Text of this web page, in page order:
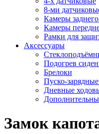
8-ми
Камеры
Камеры
Рамки для
Аксессуары
Подогрев
Брелоки
Пуско-
Дневные
Замок